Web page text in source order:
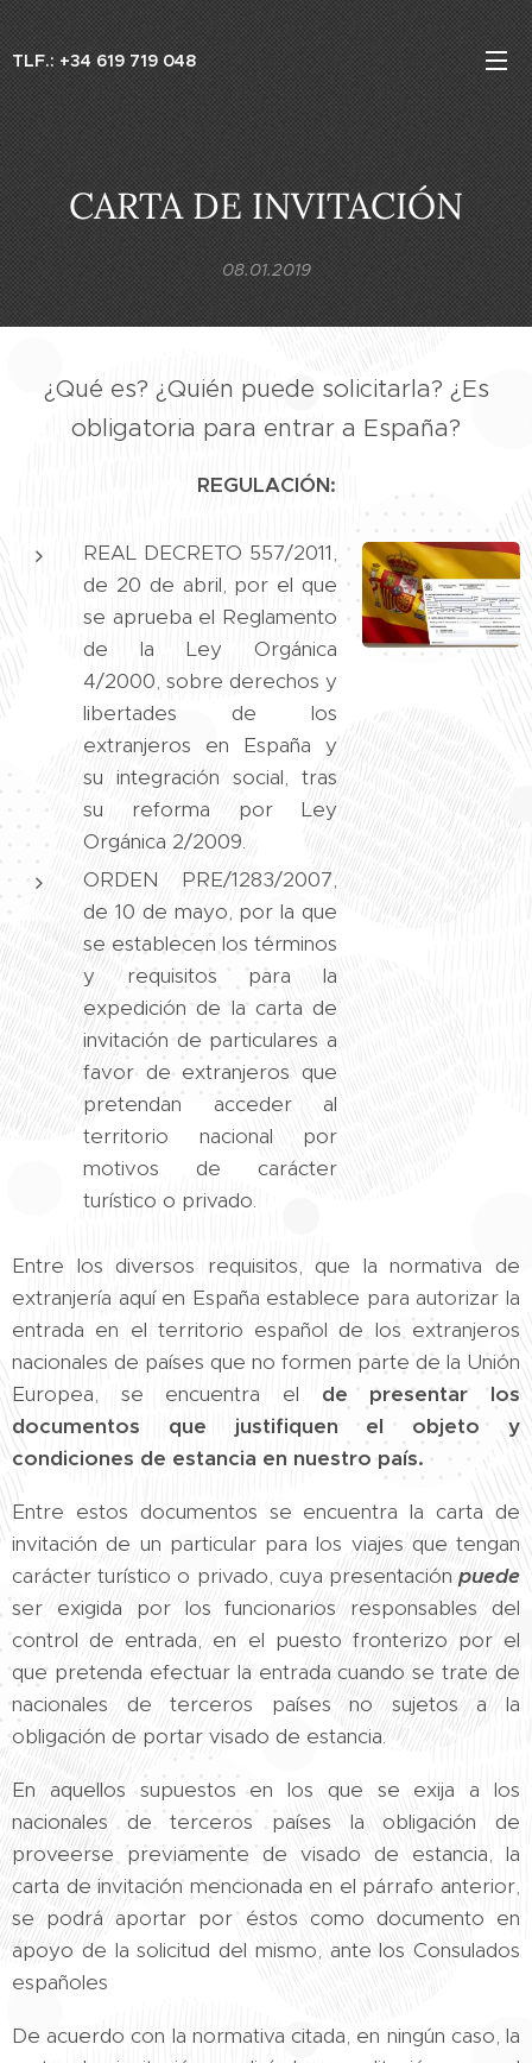
TLF.: +34 619 719 048
CARTA DE INVITACIÓN
08.01.2019
¿Qué es? ¿Quién puede solicitarla? ¿Es
obligatoria para entrar a España?
REGULACIÓN:
REAL DECRETO 557/2011,
de 20 de abril, por el que
se aprueba el Reglamento
de la Ley Orgánica
4/2000, sobre derechos y
libertades de los
extranjeros en España y
su integración social, tras
su reforma por Ley
Orgánica 2/2009.
ORDEN PRE/1283/2007,
de 10 de mayo, por la que
se establecen los términos
y requisitos para la
expedición de la carta de
invitación de particulares a
favor de extranjeros que
pretendan acceder al
territorio nacional por
motivos de carácter
turístico o privado.
Entre los diversos requisitos, que la normativa de
extranjería aquí en España establece para autorizar la
entrada en el territorio español de los extranjeros
nacionales de países que no formen parte de la Unión
Europea, se encuentra el de presentar los
documentos que justifiquen el objeto y
condiciones de estancia en nuestro país.
Entre estos documentos se encuentra la carta de
invitación de un particular para los viajes que tengan
carácter turístico o privado, cuya presentaciónpuede
ser exigida por los funcionarios responsables del
control de entrada, en el puesto fronterizo por el
que pretenda efectuar la entrada cuando se trate de
nacionales de terceros países no sujetos a la
obligación de portar visado de estancia.
En aquellos supuestos en los que se exija a los
nacionales de terceros países la obligación de
proveerse previamente de visado de estancia, la
carta de invitación mencionada en el párrafo anterior,
se podrá aportar por éstos como documento en
apoyo de la solicitud del mismo, ante los Consulados
españoles
De acuerdo con la normativa citada, en ningún caso, la